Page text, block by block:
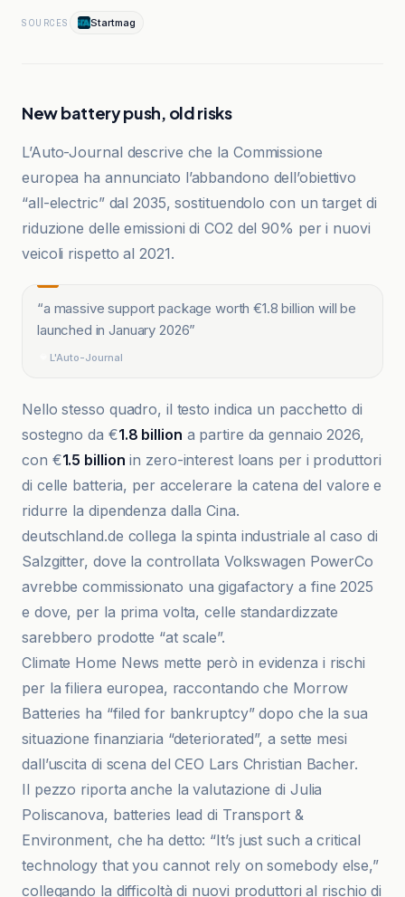
SOURCES Startmag
New battery push, old risks
L’Auto-Journal descrive che la Commissione
europea ha annunciato l’abbandono dell’obiettivo
“all-electric” dal 2035, sostituendolo con un target di
riduzione delle emissioni di CO2 del 90% per i nuovi
veicoli rispetto al 2021.
“a massive support package worth €1.8 billion will be
launched in January 2026”
L'Auto-Journal
Nello stesso quadro, il testo indica un pacchetto di
sostegno da €1.8 billion a partire da gennaio 2026,
con €1.5 billion in zero-interest loans per i produttori
di celle batteria, per accelerare la catena del valore e
ridurre la dipendenza dalla Cina.
deutschland.de collega la spinta industriale al caso di
Salzgitter, dove la controllata Volkswagen PowerCo
avrebbe commissionato una gigafactory a fine 2025
e dove, per la prima volta, celle standardizzate
sarebbero prodotte “at scale”.
Climate Home News mette però in evidenza i rischi
per la filiera europea, raccontando che Morrow
Batteries ha “filed for bankruptcy” dopo che la sua
situazione finanziaria “deteriorated”, a sette mesi
dall’uscita di scena del CEO Lars Christian Bacher.
Il pezzo riporta anche la valutazione di Julia
Poliscanova, batteries lead di Transport &
Environment, che ha detto: “It’s just such a critical
technology that you cannot rely on somebody else,”
collegando la difficoltà di nuovi produttori al rischio di